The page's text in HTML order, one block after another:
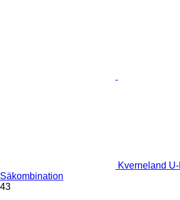
Kverneland
Säkombination
43